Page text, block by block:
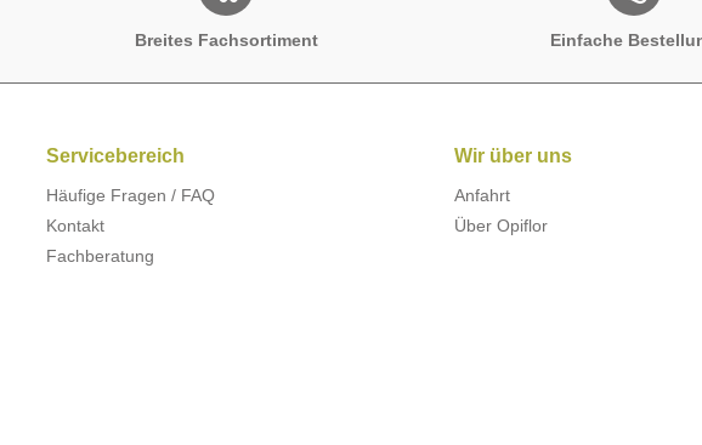
Breites Fachsortiment Einfache
Servicebereich
Häufige Fragen / FAQ
Kontakt
Fachberatung
Wir über uns
Anfahrt
Über Opiflor